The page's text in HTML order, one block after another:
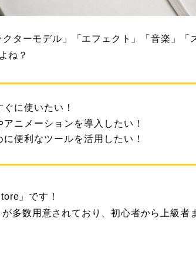
クターモデル」「エフェクト」「音楽」「
ね？
に使いたい！
ニメーションを導入したい！
便利なツールを活用したい！
」 です！
多数用意されており、初心者から上級者